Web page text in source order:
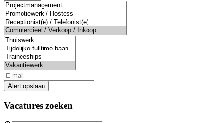
Alert opslaan
Vacatures zoeken